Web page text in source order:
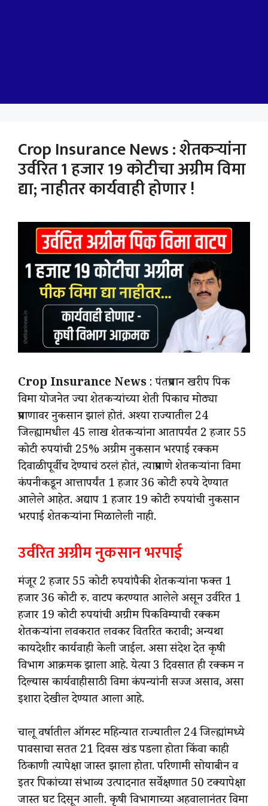
Crop Insurance News : शेतकऱ्यांना
उर्वरित 1 हजार 19 कोटीचा अग्रीम विमा
द्या; नाहीतर कार्यवाही होणार !
Crop Insurance News : पंतप्रधान खरीप पिक
विमा योजनेत ज्या शेतकऱ्यांच्या शेती पिकाच मोठ्या
प्रमाणावर नुकसान झालं होतं. अश्या राज्यातील 24
जिल्ह्यामधील 45 लाख शेतकऱ्यांना आतापर्यंत 2 हजार 55
कोटी रुपयांची 25% अग्रीम नुकसान भरपाई रक्कम
दिवाळीपूर्वीच देण्याचं ठरलं होतं, त्याप्रमाणे शेतकऱ्यांना विमा
कंपनीकडून आत्तापर्यंत 1 हजार 36 कोटी रुपये देण्यात
आलेले आहेत. अद्याप 1 हजार 19 कोटी रुपयांची नुकसान
भरपाई शेतकऱ्यांना मिळालेली नाही.
उर्वरित अग्रीम नुकसान भरपाई
मंजूर 2 हजार 55 कोटी रुपयांपैकी शेतकऱ्यांना फक्त 1
हजार 36 कोटी रु. वाटप करण्यात आलेले असून उर्वरित 1
हजार 19 कोटी रुपयांची अग्रीम पिकविम्याची रक्कम
शेतकऱ्यांना लवकरात लवकर वितरित करावी; अन्यथा
कायदेशीर कार्यवाही केली जाईल. असा संदेश देत कृषी
विभाग आक्रमक झाला आहे. येत्या 3 दिवसात ही रक्कम न
दिल्यास कार्यवाहीसाठी विमा कंपन्यांनी सज्ज असाव, असा
इशारा देखील देण्यात आला आहे.
चालू वर्षातील ऑगस्ट महिन्यात राज्यातील 24 जिल्ह्यांमध्ये
पावसाचा सतत 21 दिवस खंड पडला होता किंवा काही
ठिकाणी त्यापेक्षा जास्त झाला होता. परिणामी सोयाबीन व
इतर पिकांच्या संभाव्य उत्पादनात सर्वेक्षणात 50 टक्यापेक्षा
जास्त घट दिसून आली. कृषी विभागाच्या अहवालानंतर विमा